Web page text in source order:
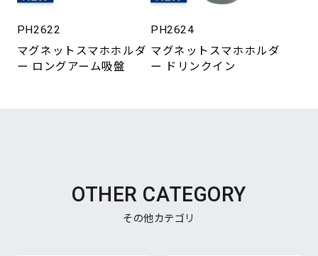
PH2622
マグネットスマホホルダ
ー ロングアーム吸盤
PH2624
マグネットスマホホルダ
ー ドリンクイン
OTHER CATEGORY
その他カテゴリ